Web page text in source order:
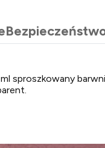
sproszkowany